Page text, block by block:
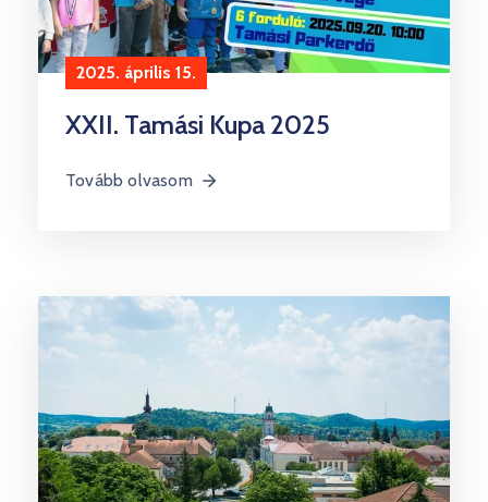
2025. április 15.
XXII. Tamási Kupa 2025
Tovább olvasom